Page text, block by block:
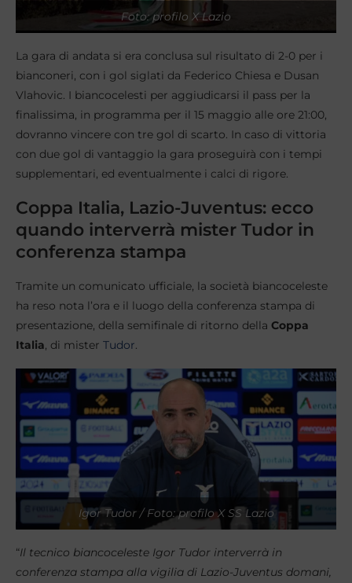
Foto: profilo X Lazio
La gara di andata si era conclusa sul risultato di 2-0 per i
bianconeri, con i gol siglati da Federico Chiesa e Dusan
Vlahovic. I biancocelesti per aggiudicarsi il pass per la
finalissima, in programma per il 15 maggio alle ore 21:00,
dovranno vincere con tre gol di scarto. In caso di vittoria
con due gol di vantaggio la gara proseguirà con i tempi
supplementari, ed eventualmente i calci di rigore.
Coppa Italia, Lazio-Juventus: ecco
quando interverrà mister Tudor in
conferenza stampa
Tramite un comunicato ufficiale, la società biancoceleste
ha reso nota l’ora e il luogo della conferenza stampa di
presentazione, della semifinale di ritorno della Coppa
Italia, di mister Tudor.
Igor Tudor / Foto: profilo X SS Lazio
“Il tecnico biancoceleste Igor Tudor interverrà in
conferenza stampa alla vigilia di Lazio-Juventus domani,